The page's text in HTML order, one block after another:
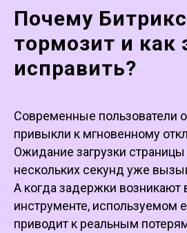
Почему
тормозит и как
исправить?
Современные пользователи
привыкли к мгновенному
Ожидание загрузки
нескольких секунд уже
А когда задержки возникают
инструменте, используемом
приводит к реальным